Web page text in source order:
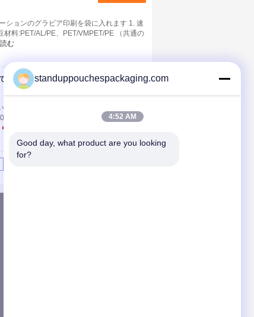
ションのグラビア印刷を袋に入れます 1. 速
料:PET/AL/PE、PET/VMPET/PE （共通の
む
かわいいオフセ
連絡先
オフセット印刷は袋に入れます 指定 材料
carton 表面処理 完全なオフセット
standuppouchespackaging.com
4:52 AM
Good day, what product are you looking
for?